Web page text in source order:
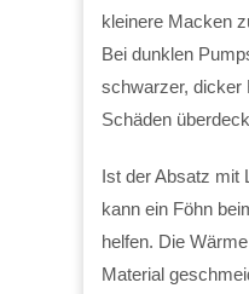
kleinere Macken
Bei dunklen
schwarzer, dicker
Schäden
Ist der Absatz mit
kann ein Föhn
helfen. Die
Material